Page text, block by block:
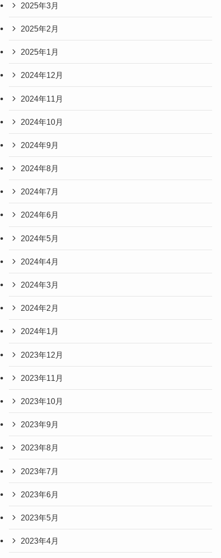
2025年3月
2025年2月
2025年1月
2024年12月
2024年11月
2024年10月
2024年9月
2024年8月
2024年7月
2024年6月
2024年5月
2024年4月
2024年3月
2024年2月
2024年1月
2023年12月
2023年11月
2023年10月
2023年9月
2023年8月
2023年7月
2023年6月
2023年5月
2023年4月